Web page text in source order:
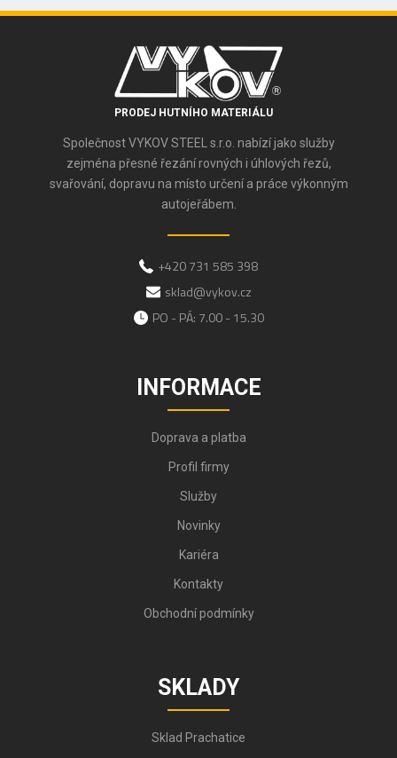
PRODEJ HUTNÍHO MATERIÁLU
Společnost VYKOV STEEL s.r.o. nabízí jako služby
zejména přesné řezání rovných i úhlových řezů,
svařování, dopravu na místo určení a práce výkonným
autojeřábem.
+420 731 585 398
sklad@vykov.cz
PO - PÁ: 7.00 - 15.30
INFORMACE
Doprava a platba
Profil firmy
Služby
Novinky
Kariéra
Kontakty
Obchodní podmínky
SKLADY
Sklad Prachatice